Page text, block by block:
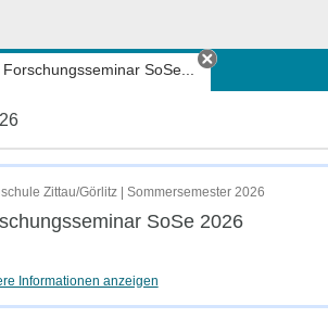
Forschungsseminar SoSe...
Tab schließen
Zittau/Görlitz | Sommersemester 2026
SoSe 2026
Informationen anzeigen